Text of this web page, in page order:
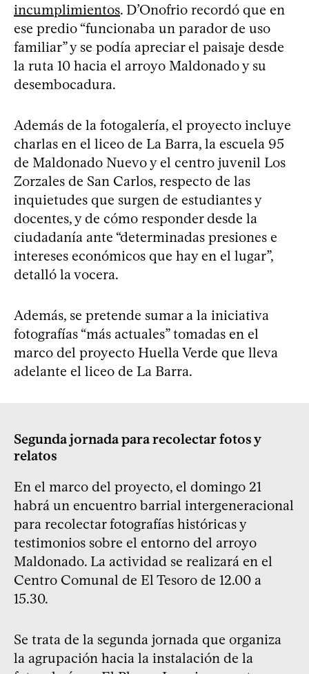
incumplimientos. D’Onofrio recordó que en
ese predio “funcionaba un parador de uso
familiar” y se podía apreciar el paisaje desde
la ruta 10 hacia el arroyo Maldonado y su
desembocadura.
Además de la fotogalería, el proyecto incluye
charlas en el liceo de La Barra, la escuela 95
de Maldonado Nuevo y el centro juvenil Los
Zorzales de San Carlos, respecto de las
inquietudes que surgen de estudiantes y
docentes, y de cómo responder desde la
ciudadanía ante “determinadas presiones e
intereses económicos que hay en el lugar”,
detalló la vocera.
Además, se pretende sumar a la iniciativa
fotografías “más actuales” tomadas en el
marco del proyecto Huella Verde que lleva
adelante el liceo de La Barra.
Segunda jornada para recolectar fotos y
relatos
En el marco del proyecto, el domingo 21
habrá un encuentro barrial intergeneracional
para recolectar fotografías históricas y
testimonios sobre el entorno del arroyo
Maldonado. La actividad se realizará en el
Centro Comunal de El Tesoro de 12.00 a
15.30.
Se trata de la segunda jornada que organiza
la agrupación hacia la instalación de la